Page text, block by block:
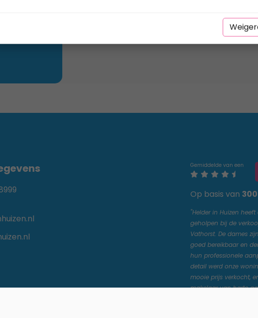
Gemiddelde van een
Op basis van
"Helder in Huizen
geholpen bij de
Vathorst. De dames
goed bereikbaar en
hun professionele
detail werd onze
mooie prijs verkocht,
makelaar van harte